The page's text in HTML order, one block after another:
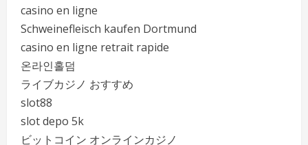
casino en ligne
Schweinefleisch kaufen Dortmund
casino en ligne retrait rapide
온라인홀덤
ライブカジノ おすすめ
slot88
slot depo 5k
ビットコイン オンラインカジノ